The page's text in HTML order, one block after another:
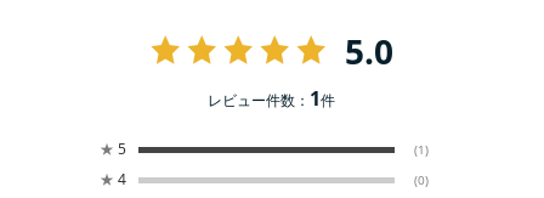
5.0
レビュー件数： 1件
★ 5 (1)
★ 4 (0)